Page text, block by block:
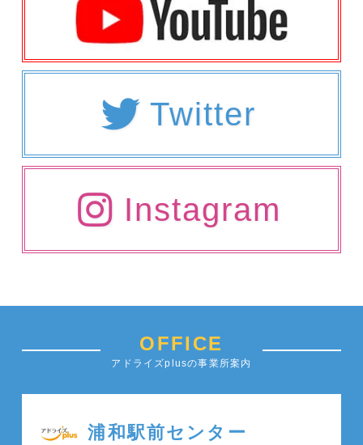
Twitter
Instagram
OFFICE
アドライズplusの事業所案内
浦和駅前センター